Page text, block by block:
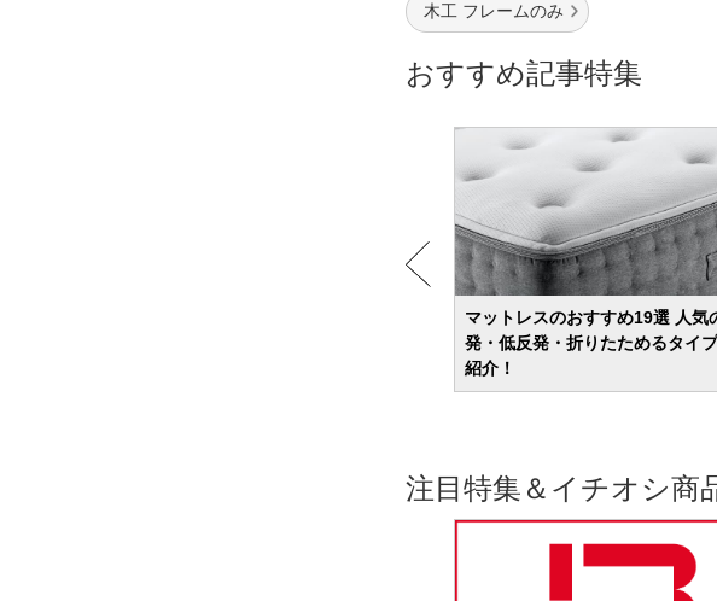
木工 フレームのみ
おすすめ記事特集
マットレスのおすすめ19選 人気
発・低反発・折りたためるタイ
紹介！
注目特集＆イチオシ商